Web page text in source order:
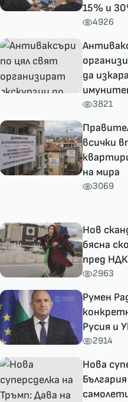
15% и
4926
да
3821
всички
на мира
3069
Нов
бясна
пред
2963
Румен
Русия и
2914
Нова